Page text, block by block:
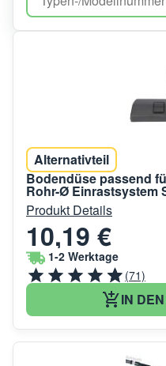
Alternativteil
Bodendüse passend
Rohr-Ø Einrastsystem
Produkt Details
10,19 €
1-2 Werktage
(71)
IN